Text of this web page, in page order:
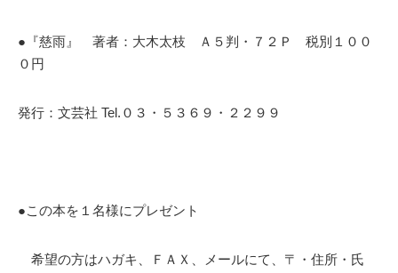
●『慈雨』 著者：大木太枝 Ａ５判・７２Ｐ 税別１００
０円
発行：文芸社 Tel.０３・５３６９・２２９９
●この本を１名様にプレゼント
希望の方はハガキ、ＦＡＸ、メールにて、〒・住所・氏